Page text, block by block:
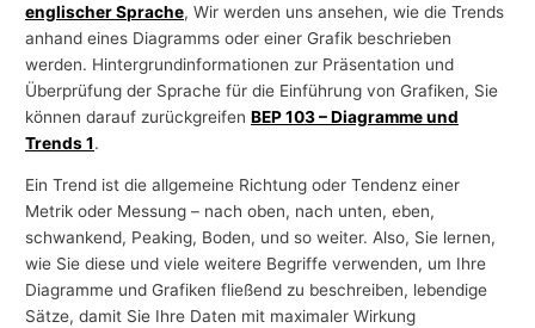
englischer Sprache, Wir werden uns ansehen, wie die Trends
anhand eines Diagramms oder einer Grafik beschrieben
werden. Hintergrundinformationen zur Präsentation und
Überprüfung der Sprache für die Einführung von Grafiken, Sie
können darauf zurückgreifenBEP 103 – Diagramme und
Trends 1.
Ein Trend ist die allgemeine Richtung oder Tendenz einer
Metrik oder Messung – nach oben, nach unten, eben,
schwankend, Peaking, Boden, und so weiter. Also, Sie lernen,
wie Sie diese und viele weitere Begriffe verwenden, um Ihre
Diagramme und Grafiken fließend zu beschreiben, lebendige
Sätze, damit Sie Ihre Daten mit maximaler Wirkung